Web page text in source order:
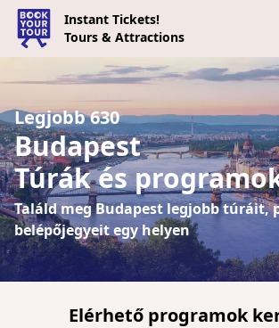
Instant Tickets!
Tours & Attractions
Legjobb 630
Budapest
Túrák és
Találd meg Budapest legjobb túráit,
belépőjegyeit egy helyen
Elérhető programok